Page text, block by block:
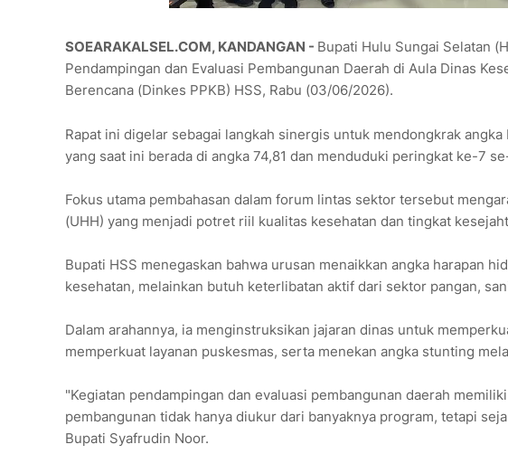
SOEARAKALSEL.COM, KANDANGAN - Bupati Hulu Sungai Selatan
Pendampingan dan Evaluasi Pembangunan Daerah di Aula Dinas
Berencana (Dinkes PPKB) HSS, Rabu (03/06/2026).
Rapat ini digelar sebagai langkah sinergis untuk mendongkrak
yang saat ini berada di angka 74,81 dan menduduki peringkat ke-7
Fokus utama pembahasan dalam forum lintas sektor tersebut
(UHH) yang menjadi potret riil kualitas kesehatan dan tingkat
Bupati HSS menegaskan bahwa urusan menaikkan angka harapan
kesehatan, melainkan butuh keterlibatan aktif dari sektor pangan,
Dalam arahannya, ia menginstruksikan jajaran dinas untuk
memperkuat layanan puskesmas, serta menekan angka stunting
"Kegiatan pendampingan dan evaluasi pembangunan daerah
pembangunan tidak hanya diukur dari banyaknya program, tetapi
Bupati Syafrudin Noor.